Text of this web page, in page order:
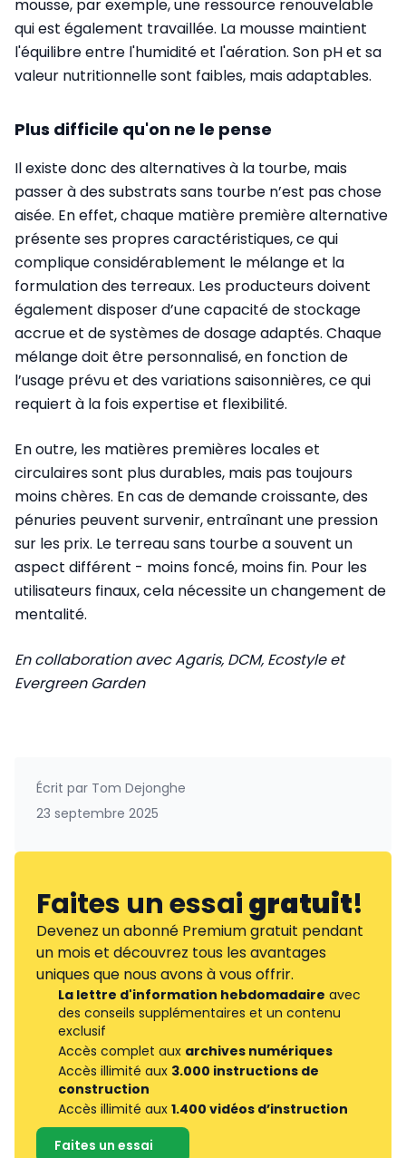
mousse, par exemple, une ressource renouvelable
qui est également travaillée. La mousse maintient
l'équilibre entre l'humidité et l'aération. Son pH et sa
valeur nutritionnelle sont faibles, mais adaptables.
Plus difficile qu'on ne le pense
Il existe donc des alternatives à la tourbe, mais
passer à des substrats sans tourbe n’est pas chose
aisée. En effet, chaque matière première alternative
présente ses propres caractéristiques, ce qui
complique considérablement le mélange et la
formulation des terreaux. Les producteurs doivent
également disposer d’une capacité de stockage
accrue et de systèmes de dosage adaptés. Chaque
mélange doit être personnalisé, en fonction de
l’usage prévu et des variations saisonnières, ce qui
requiert à la fois expertise et flexibilité.
En outre, les matières premières locales et
circulaires sont plus durables, mais pas toujours
moins chères. En cas de demande croissante, des
pénuries peuvent survenir, entraînant une pression
sur les prix. Le terreau sans tourbe a souvent un
aspect différent - moins foncé, moins fin. Pour les
utilisateurs finaux, cela nécessite un changement de
mentalité.
En collaboration avec Agaris, DCM, Ecostyle et
Evergreen Garden
Écrit par Tom Dejonghe
23 septembre 2025
Faites un essaigratuit!
Devenez un abonné Premium gratuit pendant
un mois et découvrez tous les avantages
uniques que nous avons à vous offrir.
La lettre d'information hebdomadaire avec
des conseils supplémentaires et un contenu
exclusif
Accès complet aux archives numériques
Accès illimité aux 3.000 instructions de
construction
Accès illimité aux 1.400 vidéos d’instruction
Faites un essai